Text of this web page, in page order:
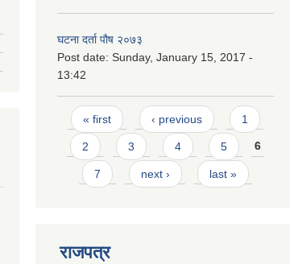
घटना दर्ता पौष २०७३
Post date: Sunday, January 15, 2017 -
13:42
Pages
« first ‹ previous 1
2 3 4 5 6
7 next › last »
राजपत्र